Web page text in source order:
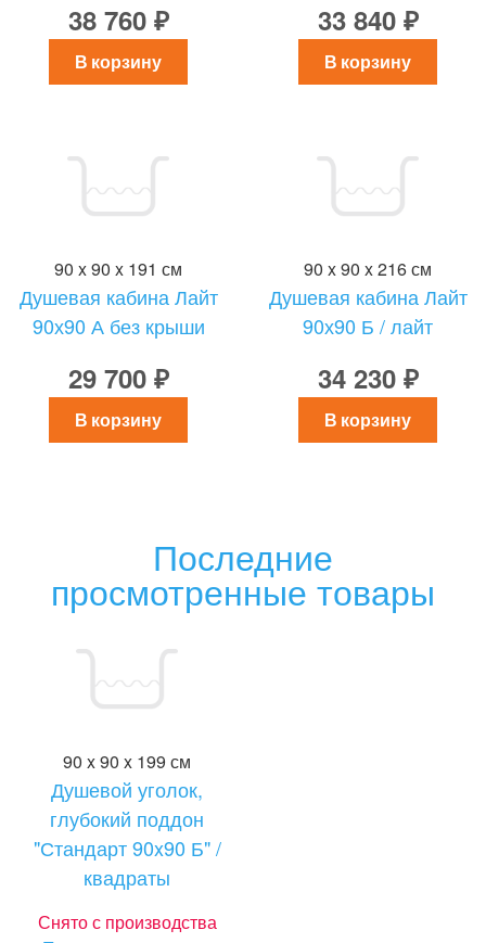
38 760 ₽
В корзину
33 840 ₽
В корзину
90 x 90 x 191 см
Душевая кабина Лайт
90х90 А без крыши
29 700 ₽
В корзину
90 x 90 x 216 см
Душевая кабина Лайт
90х90 Б / лайт
34 230 ₽
В корзину
Последние
просмотренные товары
90 x 90 x 199 см
Душевой уголок,
глубокий поддон
"Стандарт 90x90 Б" /
квадраты
Снято с производства